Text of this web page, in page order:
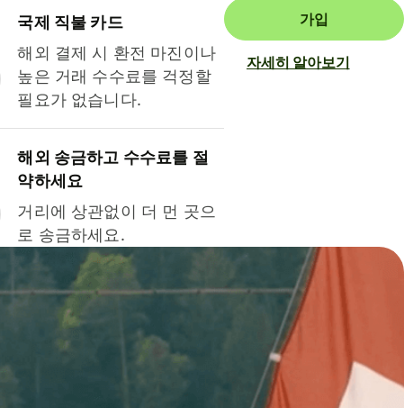
국제 직불 카드
해외 결제 시 환전 마진이나
높은 거래 수수료를 걱정할
필요가 없습니다.
해외 송금하고 수수료를 절
약하세요
거리에 상관없이 더 먼 곳으
로 송금하세요.
가입
자세히 알아보기